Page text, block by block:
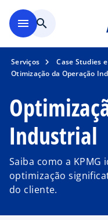
menu search
Serviços
Case Studies
Otimização da Operação
Industrial
Saiba como a
optimização
do cliente.